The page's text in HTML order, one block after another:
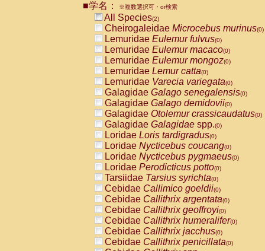
CebidaeCebus nigrivittatus
CebidaeCebus
CebidaeSaimiri boliviensis(0)
CebidaeSaimiri sciureus(0)
AtelidaeAlouatta caraya(0)
AtelidaeAlouatta fusca(0)
AtelidaeAlouatta seniculus
AtelidaeAlouattaspp.(0)
AtelidaeAteles belzebuth(0)
AtelidaeAteles geoffroyi(0)
AtelidaeAteles paniscus(0)
AtelidaeAtelesspp.(0)
Atelidae Lagothrix lagothricha
AtelidaeLagothrix lagothricha cana
PitheciidaeCacajao calvus
PitheciidaeCallicebus cupreus
PitheciidaeCallicebus donacophilus
PitheciidaeCallicebus moloch
PitheciidaeCallicebus torquatus
PitheciidaeCallicebusspp.(0)
PitheciidaeChiropotes satanas(0)
PitheciidaePithecia monachus
PitheciidaePithecia pithecia(0)
■学名： ※複数選択可・or検索
All Species(2)
Cheirogaleidae Microcebus murinus(0)
Lemuridae Eulemur fulvus(0)
Lemuridae Eulemur macaco(0)
Lemuridae Eulemur mongoz(0)
Lemuridae Lemur catta(0)
Lemuridae Varecia variegata(0)
Galagidae Galago senegalensis(0)
Galagidae Galago demidovii(0)
Galagidae Otolemur crassicaudatus(0)
Galagidae Galagidae spp.(0)
Loridae Loris tardigradus(0)
Loridae Nycticebus coucang(0)
Loridae Nycticebus pygmaeus(0)
Loridae Perodicticus potto(0)
Tarsiidae Tarsius syrichta(0)
Cebidae Callimico goeldii(0)
Cebidae Callithrix argentata(0)
Cebidae Callithrix geoffroyi(0)
Cebidae Callithrix humeralifer(0)
Cebidae Callithrix jacchus(0)
Cebidae Callithrix penicillata(0)